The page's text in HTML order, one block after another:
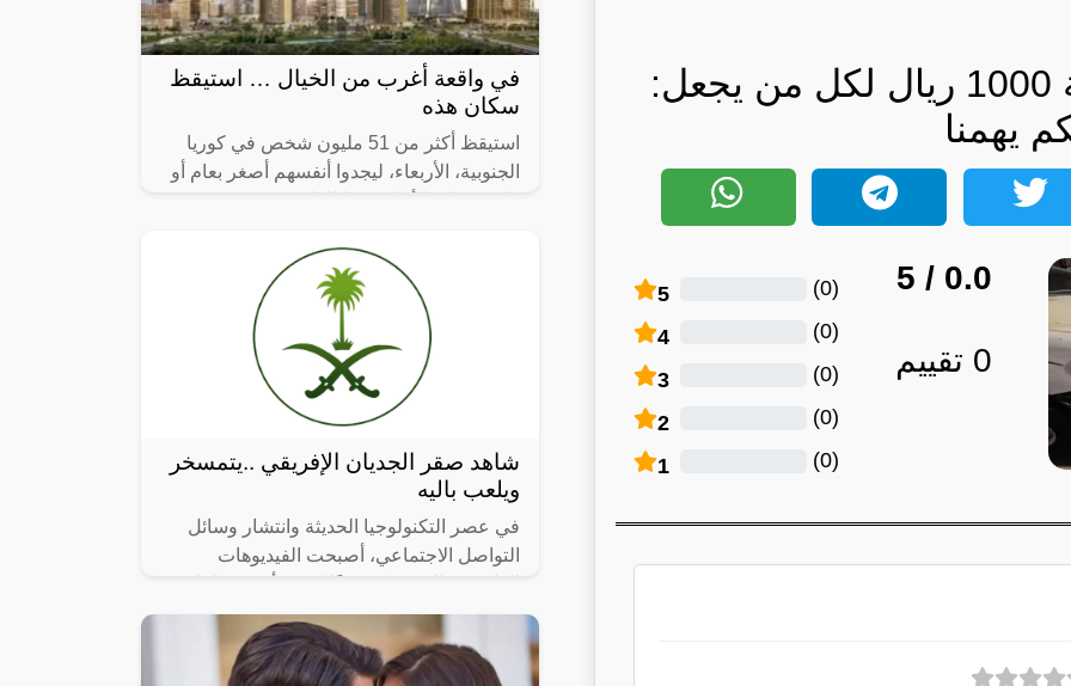
من اليوم: غرامة بقيمة 1000 ريال لكل من يجعل:
يهمنا
0.0
/ 5
0 تقييم
5 (
0
)
4 (
0
)
3 (
0
)
2 (
0
)
1 (
0
)
في واقعة أغرب من الخيال … استيقظ
سكان هذه
استيقظ أكثر من 51 مليون شخص في كوريا
الجنوبية، الأربعاء، ليجدوا أنفسهم أصغر بعام أو
شاهد صقر الجديان الإفريقي ..يتمسخر
ويلعب باليه
في عصر التكنولوجيا الحديثة وانتشار وسائل
التواصل الاجتماعي، أصبحت الفيديوهات
اليومية، ومن بين الفيديوهات التي انتشرت